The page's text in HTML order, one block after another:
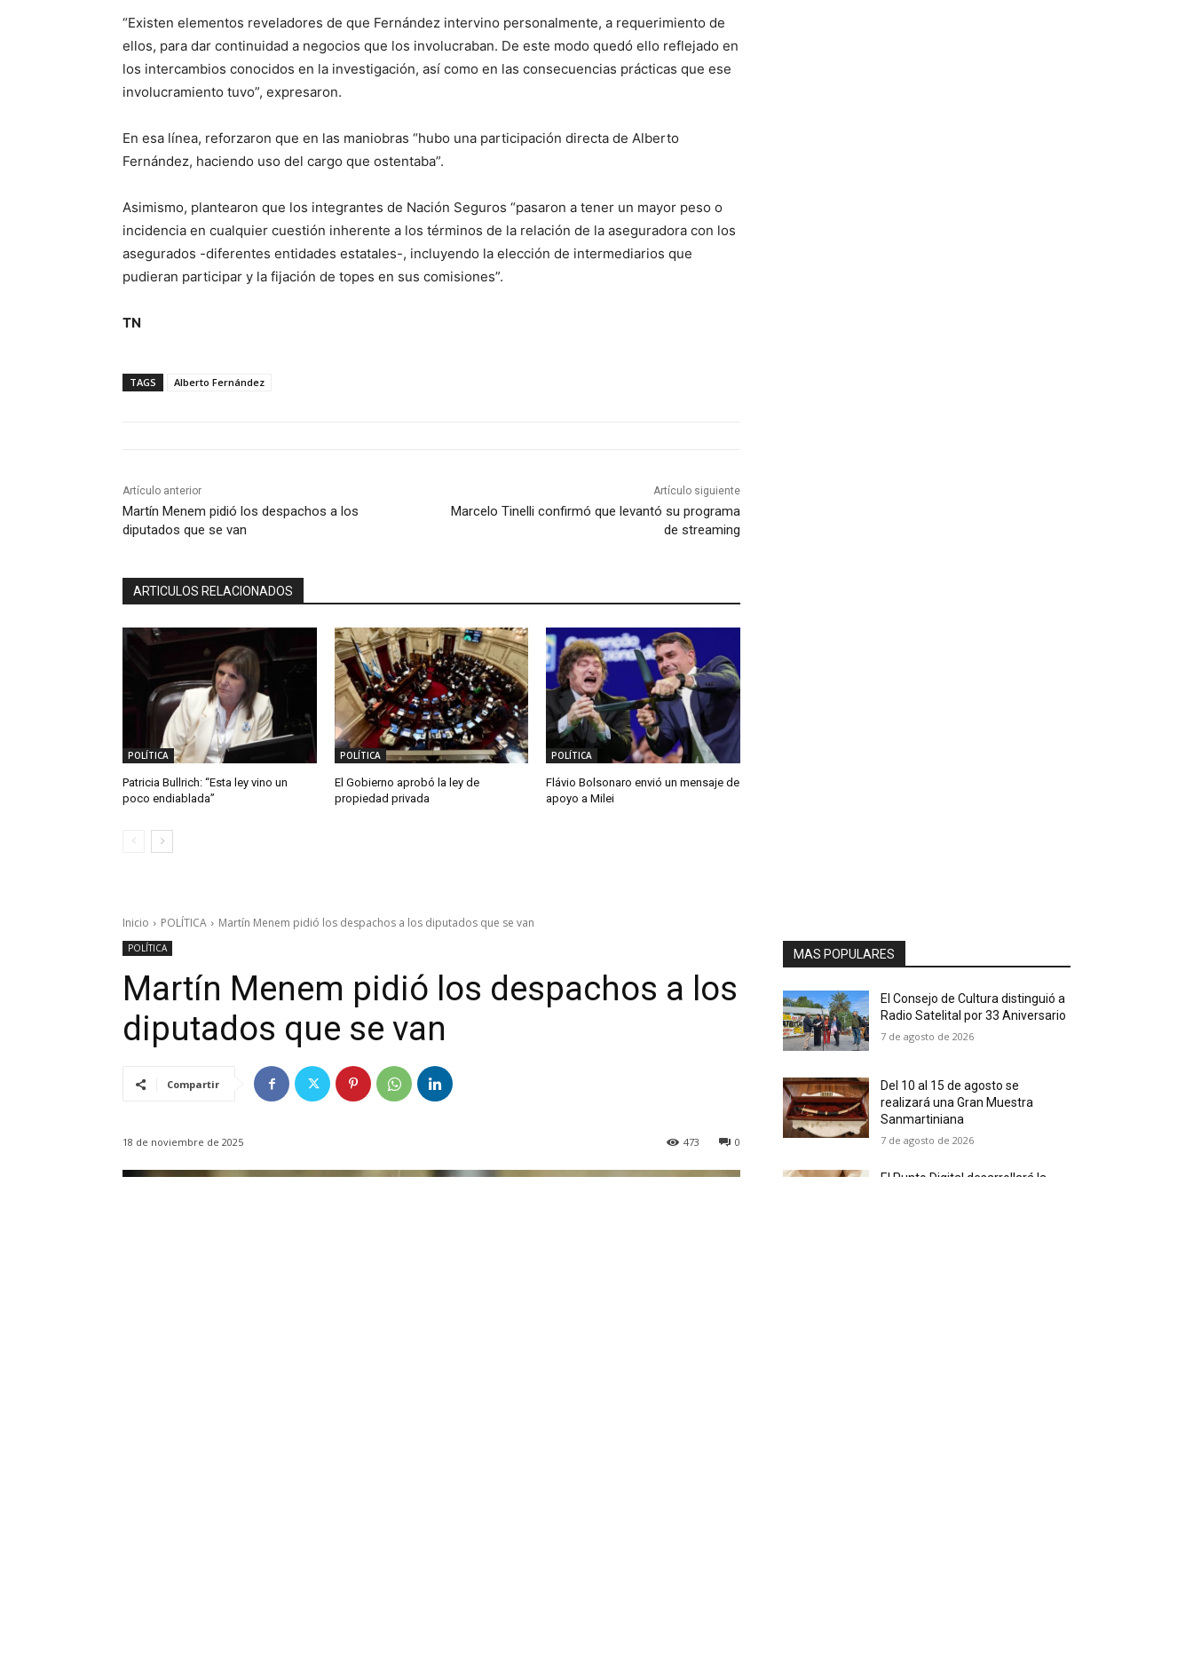
“Existen elementos reveladores de que Fernández intervino personalmente, a requerimiento de
ellos, para dar continuidad a negocios que los involucraban. De este modo quedó ello reflejado en
los intercambios conocidos en la investigación, así como en las consecuencias prácticas que ese
involucramiento tuvo”, expresaron.
En esa línea, reforzaron que en las maniobras “hubo una participación directa de Alberto
Fernández, haciendo uso del cargo que ostentaba”.
Asimismo, plantearon que los integrantes de Nación Seguros “pasaron a tener un mayor peso o
incidencia en cualquier cuestión inherente a los términos de la relación de la aseguradora con los
asegurados -diferentes entidades estatales-, incluyendo la elección de intermediarios que
pudieran participar y la fijación de topes en sus comisiones”.
TN
TAGS Alberto Fernández
Artículo anterior
Martín Menem pidió los despachos a los
diputados que se van
Artículo siguiente
Marcelo Tinelli confirmó que levantó su programa
de streaming
ARTICULOS RELACIONADOS
POLÍTICA
Patricia Bullrich: “Esta ley vino un
poco endiablada”
POLÍTICA
El Gobierno aprobó la ley de
propiedad privada
POLÍTICA
Flávio Bolsonaro envió un mensaje de
apoyo a Milei